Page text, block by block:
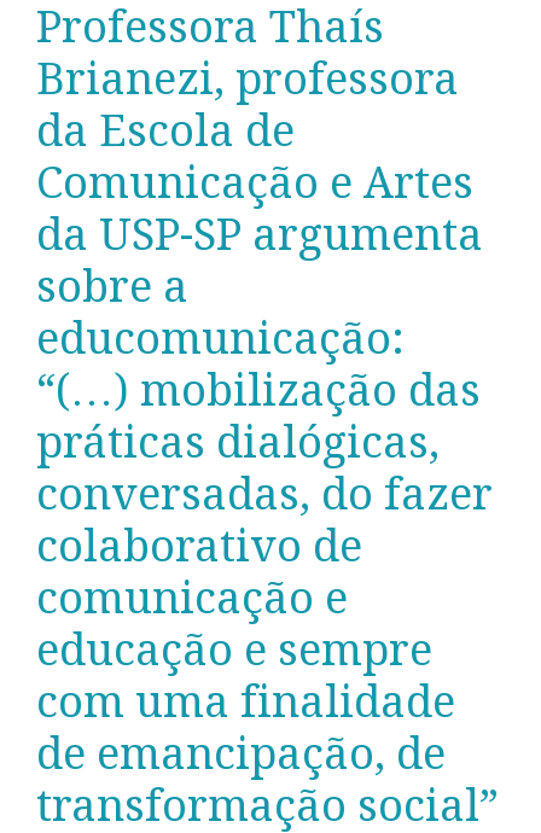
Professora Thaís
Brianezi, professora
da Escola de
Comunicação e Artes
da USP-SP argumenta
sobre a
educomunicação:
“(…) mobilização das
práticas dialógicas,
conversadas, do fazer
colaborativo de
comunicação e
educação e sempre
com uma finalidade
de emancipação, de
transformação social”